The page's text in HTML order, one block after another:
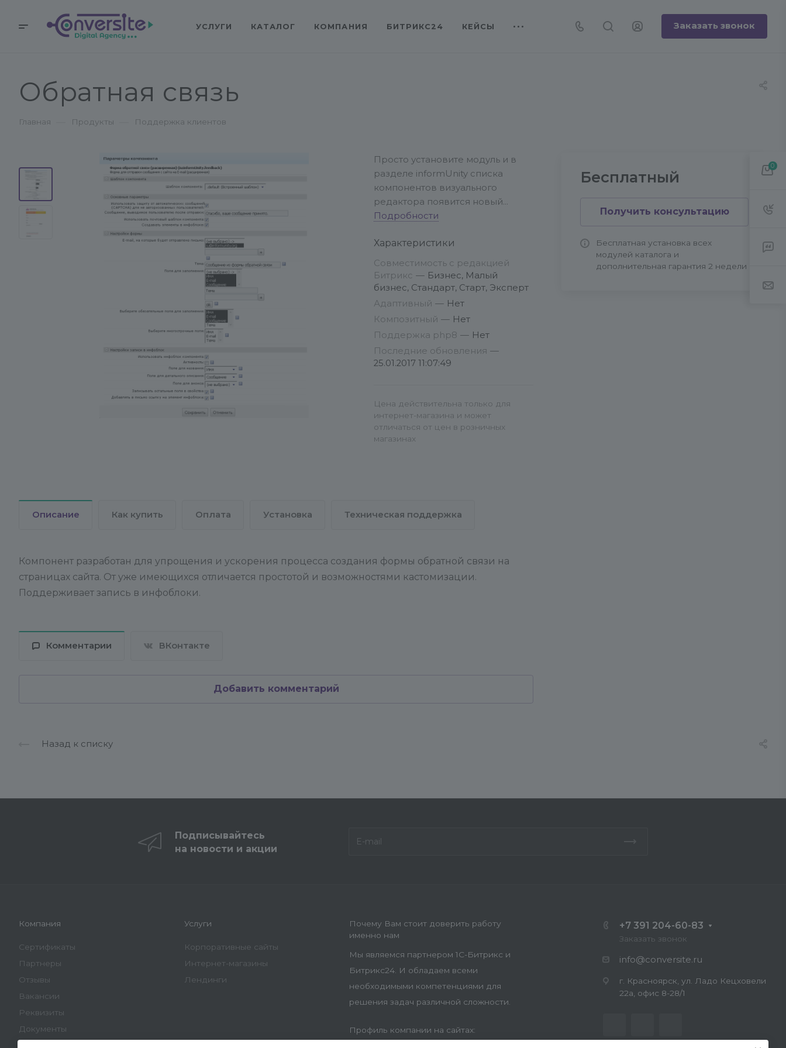
УСЛУГИ КАТАЛОГ КОМПАНИЯ БИТРИКС24 КЕЙСЫ Заказать звонок
Обратная связь
Главная Продукты Поддержка клиентов
Бесплатный
Получить консультацию
Бесплатная установка всех
модулей каталога и
дополнительная гарантия 2 недели
Просто установите модуль и в
разделе informUnity списка
компонентов визуального
редактора появится новый
компонент. Связаться с
http://informunity.ru/contacts/
Замечания и пожелания
оставляйте в комментариях к
компоненту.
Подробности
Характеристики
Совместимость с редакцией
Битрикс — Бизнес, Малый
бизнес, Стандарт, Старт, Эксперт
Адаптивный — Нет
Композитный — Нет
Поддержка php8 — Нет
Последние обновления —
25.01.2017 11:07:49
Цена действительна только для
интернет-магазина и может
отличаться от цен в розничных
магазинах
Описание Как купить Оплата Установка Техническая поддержка
Компонент разработан для упрощения и ускорения процесса создания формы обратной связи на
страницах сайта. От уже имеющихся отличается простотой и возможностями кастомизации.
Поддерживает запись в инфоблоки.
Комментарии ВКонтакте
Добавить комментарий
Назад к списку
Подписывайтесь
на новости и акции
Компания
Сертификаты
Партнеры
Отзывы
Вакансии
Реквизиты
Документы
Услуги
Корпоративные сайты
Интернет-магазины
Лендинги
Почему Вам стоит доверить работу
именно нам
Мы являемся партнером 1С-Битрикс и
Битрикс24. И обладаем всеми
необходимыми компетенциями для
решения задач различной сложности.
Профиль компании на сайтах:
+7 391 204-60-83
Заказать звонок
info@conversite.ru
г. Красноярск, ул. Ладо Кецховели
22а, офис 8-28/1
0